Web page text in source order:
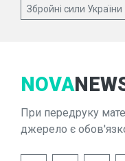
Збройні сили України
NOVA
При передруку
джерело є